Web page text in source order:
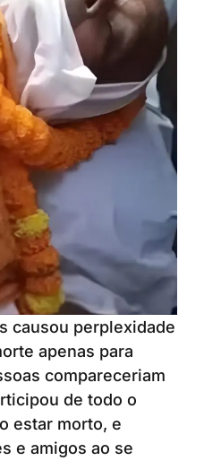
causou perplexidade
apenas para
compareceriam
de todo o
estar morto, e
e amigos ao se